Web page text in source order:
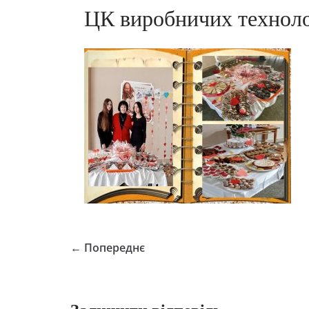
ЦК виробничих
← Попереднє